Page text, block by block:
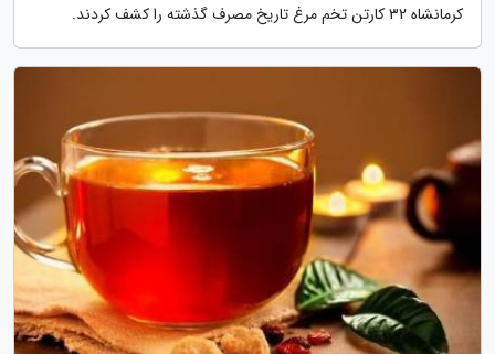
کرمانشاه 32 کارتن تخم مرغ تاریخ مصرف گذشته را کشف کردند.